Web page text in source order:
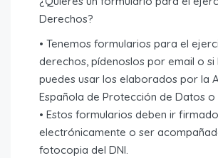
Derechos?
• Tenemos formularios para el
derechos, pídenoslos por email o
puedes usar los elaborados por la
Española de Protección de Datos
• Estos formularios deben ir
electrónicamente o ser
fotocopia del DNI.